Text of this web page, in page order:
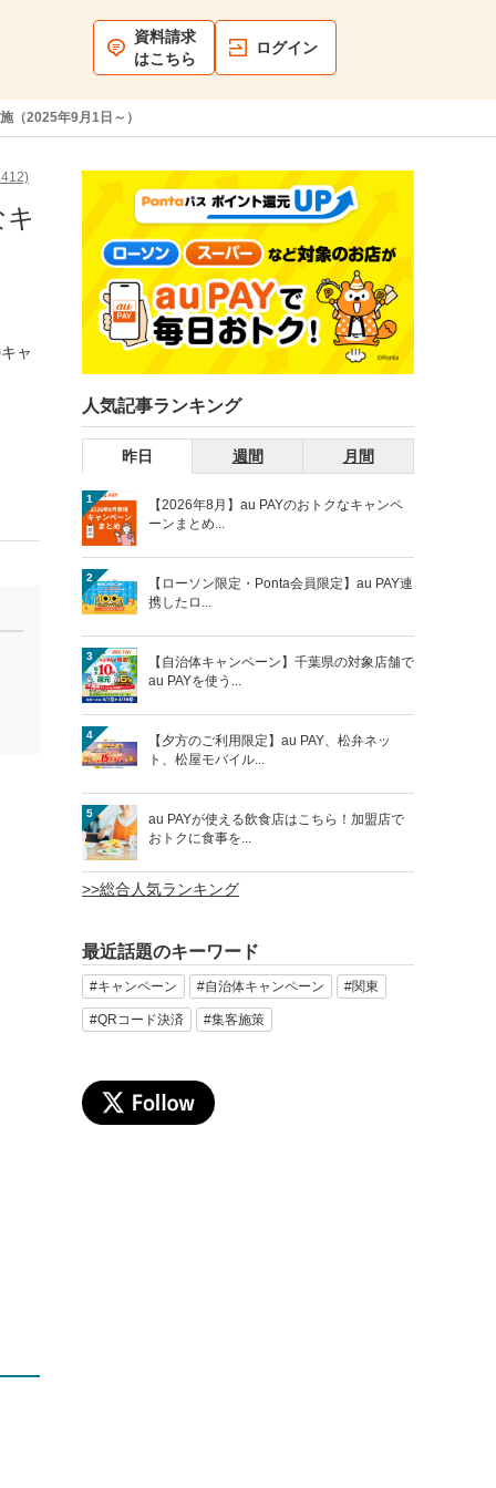
資料請求
はこちら
ログイン
（2025年9月1日～）
ャ
人気記事ランキング
昨日 週間 月間
1
【2026年8月】au PAYのおトクなキャンペ
ーンまとめ...
2
【ローソン限定・Ponta会員限定】au PAY連
携したロ...
3
【自治体キャンペーン】千葉県の対象店舗で
au PAYを使う...
4
【夕方のご利用限定】au PAY、松弁ネッ
ト、松屋モバイル...
5
au PAYが使える飲食店はこちら！加盟店で
おトクに食事を...
>>総合人気ランキング
最近話題のキーワード
#キャンペーン #自治体キャンペーン #関東
#QRコード決済 #集客施策